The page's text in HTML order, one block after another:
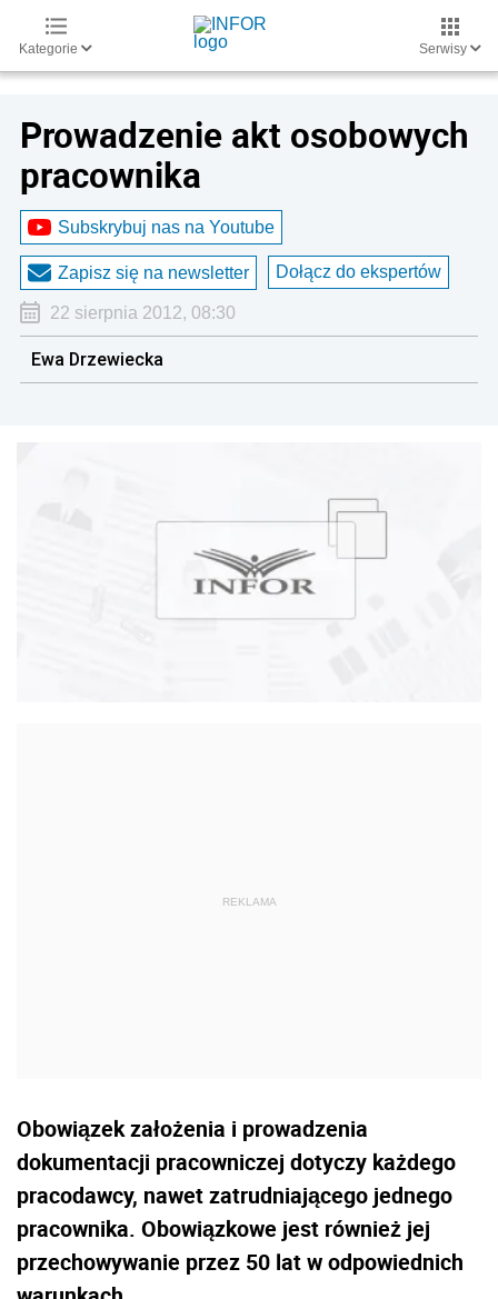
Kategorie Serwisy
Prowadzenie akt osobowych
pracownika
Subskrybuj nas na Youtube
Zapisz się na newsletter Dołącz do ekspertów
22 sierpnia 2012, 08:30
Ewa Drzewiecka
Obowiązek założenia i prowadzenia
dokumentacji pracowniczej dotyczy każdego
pracodawcy, nawet zatrudniającego jednego
pracownika. Obowiązkowe jest również jej
przechowywanie przez 50 lat w odpowiednich